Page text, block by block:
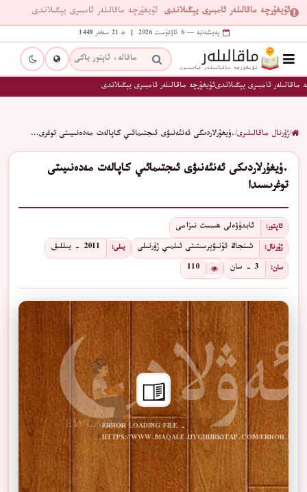
ئۇيغۇرچە ماقالىلەر ئامبىرى يېڭىلاندى ئۇيغۇرچە ماقالىلەر ئامبىرى يېڭىلاندى
پەيشەنبە — 6 ئاۋغۇست 2026 | ھ 21 سەفەر 1448
ماقالىلەر ئامبىرى يېڭىلاندىئۇيغۇرچە ماقالىلەر ئامبىرى يېڭىلاندى
/ژۇرنال ماقالىلىرى/.ۇيغۇرلاردىكى ئەنئەنىۋى ئىجتىمائىي كاپالەت مەدەنىيىتى توغرى…
.ۇيغۇرلاردىكى ئەنئەنىۋى ئىجتىمائىي كاپالەت مەدەنىيىتى
توغرىسىدا
ئاپتور: ئابدۇۋەلى ھىمىت نىزامى
ژۇرنال: شىنجاڭ ئۇنىۋېرسىتىتى ئىلمىي ژۇرنىلى يىلى: 2011 - يىللىق
سان: 3 - سان 110
ERROR LOADING FILE -
HTTPS://WWW.MAQALE.UYGHURKITAP.COM/ERROR.PDF